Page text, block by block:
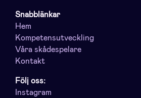
Snabblänkar
Hem
Kompetensutveckling
Våra skådespelare
Kontakt
Följ oss:
Instagram